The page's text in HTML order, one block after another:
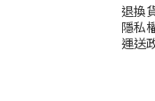
退換
隱私
運送